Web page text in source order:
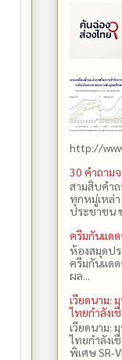
http://
30 คำถาม
สามสิบคำ
ทุกหมู่เหล่า
ประชาชน
ครีมกันแดด
ห้องสมุดป
ครีมกันแดด
ผล...
เวียดนาม:
ไทยกำลังเ
เวียดนาม:
ไทยกำลังเ
พิเศษ SR-